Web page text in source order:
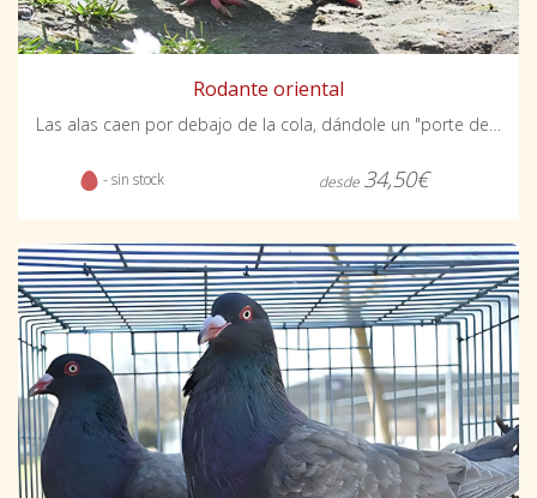
Rodante oriental
Las alas caen por debajo de la cola, dándole un "porte de mirlo" característico de la raza.
- sin stock desde 34,50€